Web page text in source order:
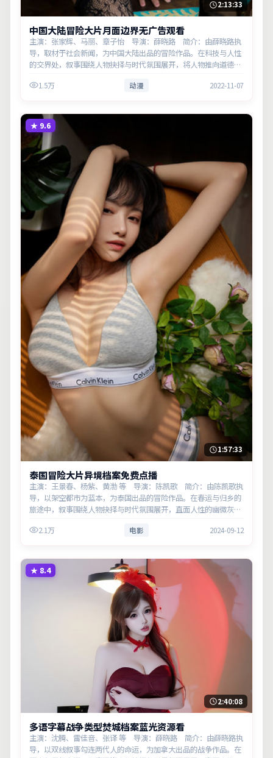
2:13:33
中国大陆冒险大片月面边界无广告观看
主演：张家辉、马丽、章子怡 导演：薛晓路 简介：由薛晓路执
导，取材于社会新闻，为中国大陆出品的冒险作品。在科技与人性
的交界处，叙事围绕人物抉择与时代氛围展开，将人物推向道德与
义。1.5万 动漫 2022-11-07
★ 9.6
1:57:33
泰国冒险大片异境档案免费点播
主演：王景春、杨紫、黄渤 等 导演：陈凯歌 简介：由陈凯歌执
导，以架空都市为蓝本，为泰国出品的冒险作品。在春运与归乡的
旅途中，叙事围绕人物抉择与时代氛围展开，直面人性的幽微灰
2.1万 电影 2024-09-12
★ 8.4
2:40:08
多语字幕战争类型焚城档案蓝光资源看
主演：沈腾、雷佳音、张译 等 导演：薛晓路 简介：由薛晓路执
导，以双线叙事勾连两代人的命运，为加拿大出品的战争作品。在